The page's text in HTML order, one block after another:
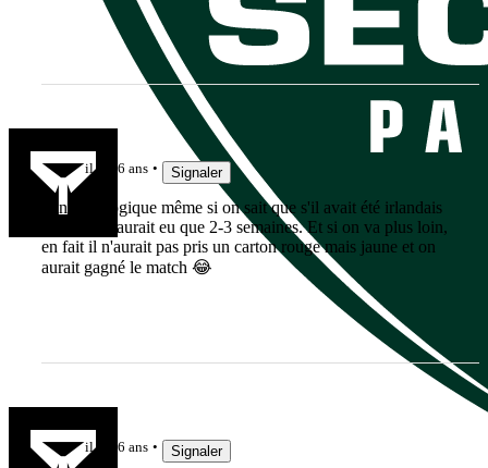
il y a 6 ans Signaler
Sanction logique même si on sait que s'il avait été irlandais
ou NZ il n'aurait eu que 2-3 semaines. Et si on va plus loin,
en fait il n'aurait pas pris un carton rouge mais jaune et on
aurait gagné le match 😂
il y a 6 ans Signaler